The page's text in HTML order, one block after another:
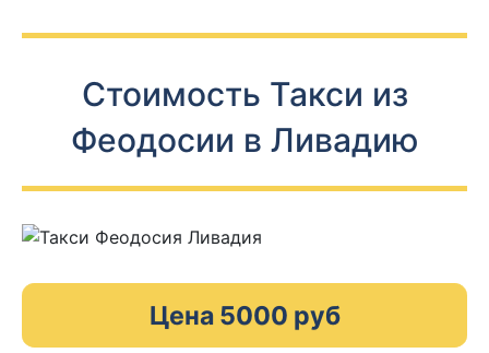
Стоимость Такси из
Феодосии в Ливадию
Цена 5000 руб